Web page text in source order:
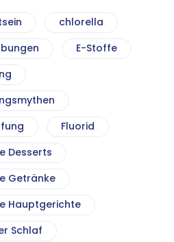
chlorella
E-Stoffe
Fluorid
Desserts
Getränke
Hauptgerichte
Schlaf